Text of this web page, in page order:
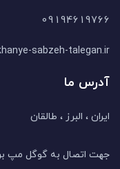
09194619766
sabzeh-talegan.ir
آدرس ما
ایران ، البرز ، طالقان
جهت اتصال به گوگل مپ